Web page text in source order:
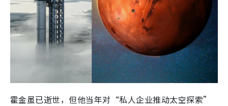
霍金虽已逝世，但他当年对“私人企业推动太空探索”